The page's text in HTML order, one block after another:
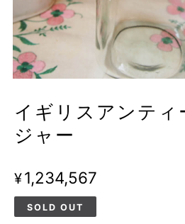
イギリスアンテ
ジャー
¥1,234,567
SOLD OUT